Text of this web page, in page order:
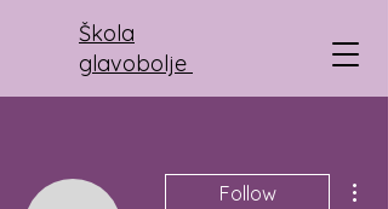
Škola
glavobolje
Follow